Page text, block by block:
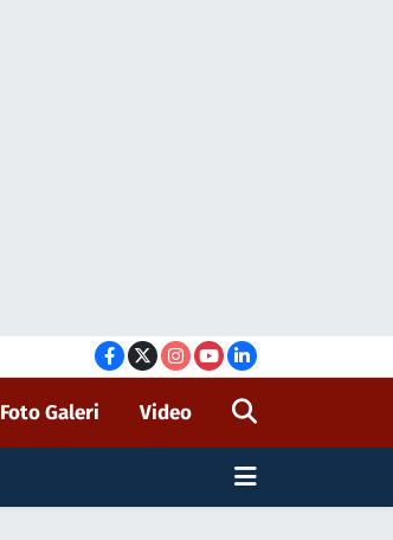
Foto Galeri Video